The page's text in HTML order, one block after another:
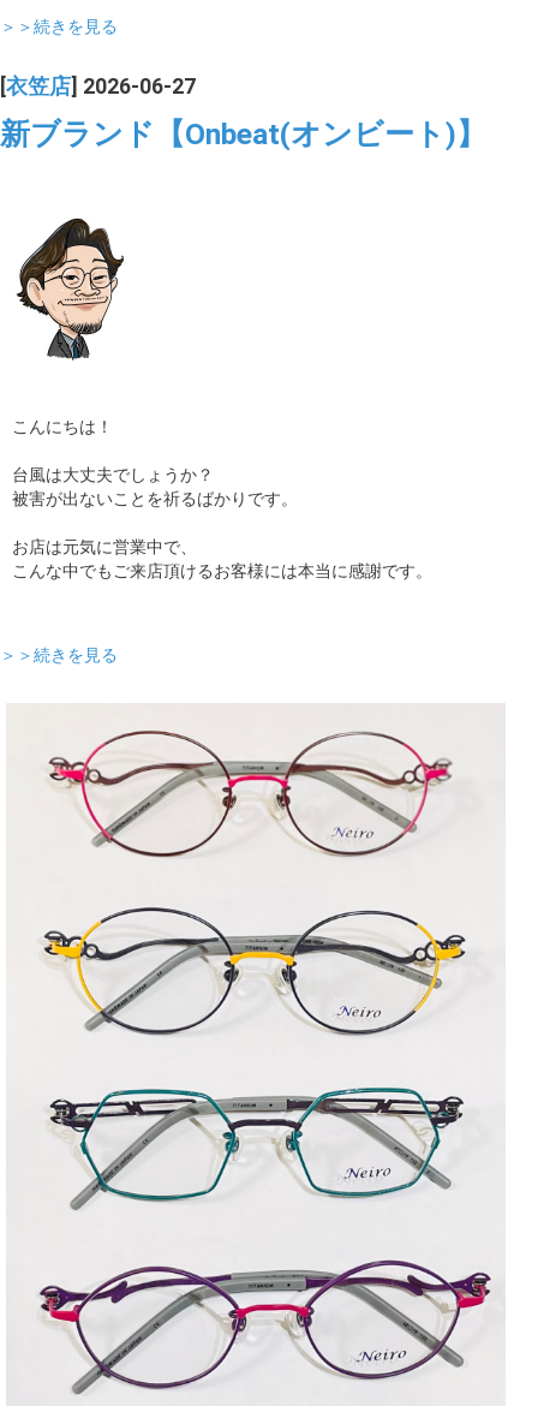
＞＞続きを見る
[衣笠店] 2026-06-27
新ブランド【Onbeat(オンビート)】
こんにちは！
台風は大丈夫でしょうか？
被害が出ないことを祈るばかりです。
お店は元気に営業中で、
こんな中でもご来店頂けるお客様には本当に感謝です。
＞＞続きを見る